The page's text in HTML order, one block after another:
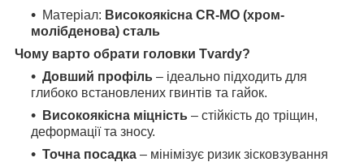
Матеріал: Високоякісна CR-MO (хром-
молібденова) сталь
Чому варто обрати головки Tvardy?
Довший профіль – ідеально підходить для
глибоко встановлених гвинтів та гайок.
Високоякісна міцність – стійкість до тріщин,
деформації та зносу.
Точна посадка – мінімізує ризик зісковзування